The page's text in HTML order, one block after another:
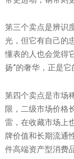
第三个卖点是辨识
光，但它有自己的
懂表的人也会觉得
扬”的奢华，正是它
第四个卖点是市场
限，二级市场价格
雷，在收藏市场上
牌价值和长期流通
件高端资产型消费品